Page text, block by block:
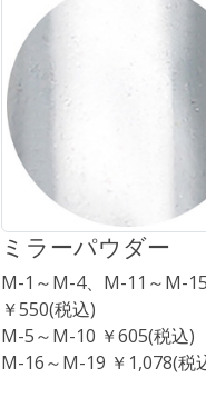
ミラーパウダー
M-1～M-4、M-11～M-15
￥550(税込)
M-5～M-10 ￥605(税込)
M-16～M-19 ￥1,078(税